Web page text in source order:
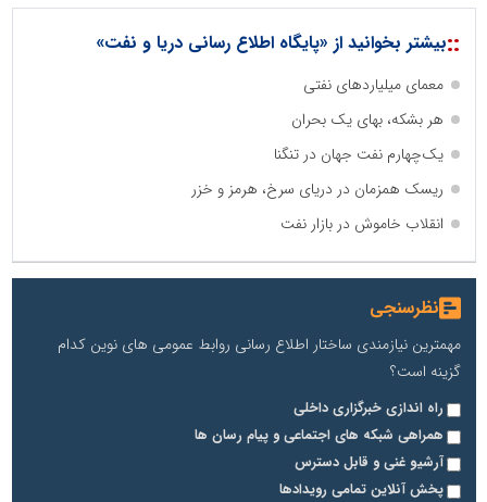
::بیشتر بخوانید از «پایگاه اطلاع رسانی دریا و نفت»
معمای میلیاردهای نفتی
هر بشکه، بهای یک بحران
یک‌چهارم نفت جهان در تنگنا
ریسک همزمان در دریای سرخ، هرمز و خزر
انقلاب خاموش در بازار نفت
نظرسنجی
مهمترین نیازمندی ساختار اطلاع رسانی روابط عمومی های نوین کدام
گزینه است؟
راه اندازی خبرگزاری داخلی
همراهی شبکه های اجتماعی و پیام رسان ها
آرشیو غنی و قابل دسترس
پخش آنلاین تمامی رویدادها